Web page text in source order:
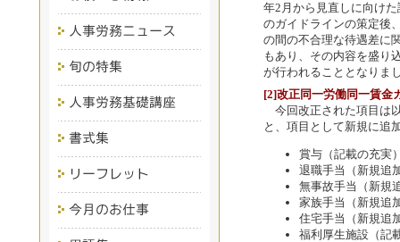
年2月から見直しに向け
のガイドラインの策定後
の間の不合理な待遇差に
もあり、その内容を盛り
が行われることとなりま
[2]改正同一労働同一賃金
今回改正された項目は
と、項目として新規に追
賞与（記載の充実
退職手当（新規追
無事故手当（新規
家族手当（新規追
住宅手当（新規追
福利厚生施設（記